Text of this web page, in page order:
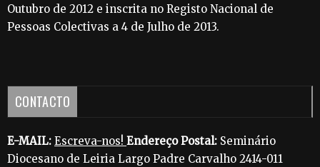
Outubro de 2012 e inscrita no Registo Nacional de
Pessoas Colectivas a 4 de Julho de 2013.
CONTACTO
E-MAIL: Escreva-nos! Endereço Postal: Seminário
Diocesano de Leiria Largo Padre Carvalho 2414-011